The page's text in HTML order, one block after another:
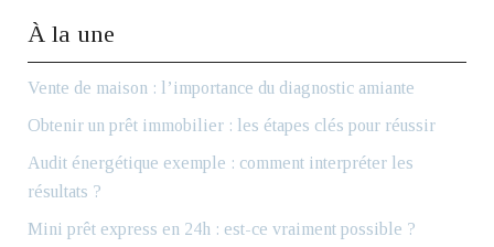
À la une
Vente de maison : l’importance du diagnostic amiante
Obtenir un prêt immobilier : les étapes clés pour réussir
Audit énergétique exemple : comment interpréter les
résultats ?
Mini prêt express en 24h : est-ce vraiment possible ?